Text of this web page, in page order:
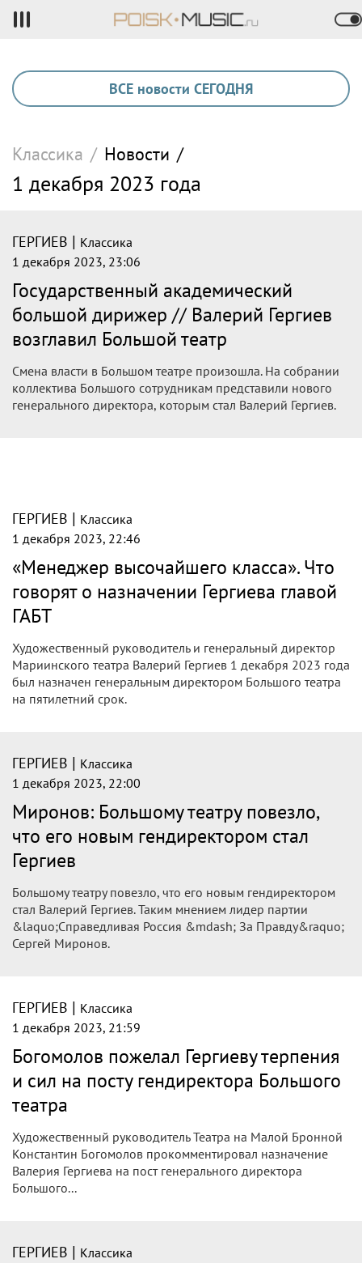
ВСЕ новости СЕГОДНЯ
Классика / Новости /
1 декабря 2023 года
ГЕРГИЕВ | Классика
1 декабря 2023, 23:06
Государственный академический
большой дирижер // Валерий Гергиев
возглавил Большой театр
Смена власти в Большом театре произошла. На собрании
коллектива Большого сотрудникам представили нового
генерального директора, которым стал Валерий Гергиев.
ГЕРГИЕВ | Классика
1 декабря 2023, 22:46
«Менеджер высочайшего класса». Что
говорят о назначении Гергиева главой
ГАБТ
Художественный руководитель и генеральный директор
Мариинского театра Валерий Гергиев 1 декабря 2023 года
был назначен генеральным директором Большого театра
на пятилетний срок.
ГЕРГИЕВ | Классика
1 декабря 2023, 22:00
Миронов: Большому театру повезло,
что его новым гендиректором стал
Гергиев
Большому театру повезло, что его новым гендиректором
стал Валерий Гергиев. Таким мнением лидер партии
&laquo;Справедливая Россия &mdash; За Правду&raquo;
Сергей Миронов.
ГЕРГИЕВ | Классика
1 декабря 2023, 21:59
Богомолов пожелал Гергиеву терпения
и сил на посту гендиректора Большого
театра
Художественный руководитель Театра на Малой Бронной
Константин Богомолов прокомментировал назначение
Валерия Гергиева на пост генерального директора
Большого...
ГЕРГИЕВ | Классика